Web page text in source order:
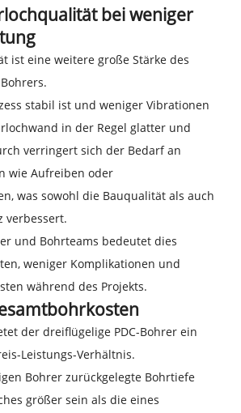
bei weniger
ist eine weitere große Stärke des
stabil ist und weniger Vibrationen
in der Regel glatter und
verringert sich der Bedarf an
wie Aufreiben oder
was sowohl die Bauqualität als auch
verbessert.
und Bohrteams bedeutet dies
weniger Komplikationen und
während des Projekts.
der dreiflügelige PDC-Bohrer ein
Leistungs-Verhältnis.
Bohrer zurückgelegte Bohrtiefe
größer sein als die eines